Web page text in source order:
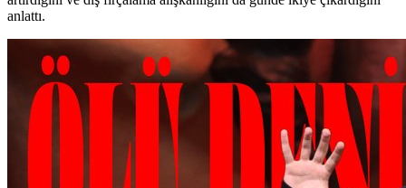
anlattı.